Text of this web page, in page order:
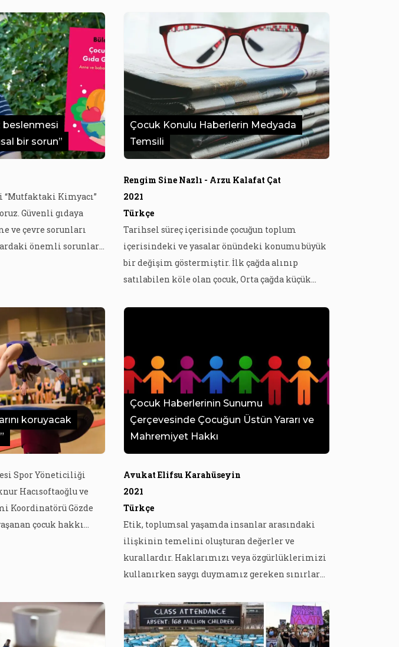
beslenmesi
bir sorun”
“Mutfaktaki Kimyacı”
Güvenli gıdaya
ve çevre sorunları
önemli sorunlara
çocukların
sağlayacağız ya da
Doğan […]
Çocuk Konulu Haberlerin Medyada
Temsili
Rengim Sine Nazlı - Arzu Kalafat Çat
2021
Türkçe
Tarihsel süreç içerisinde çocuğun toplum
içerisindeki ve yasalar önündeki konumu büyük
bir değişim göstermiştir. İlk çağda alınıp
satılabilen köle olan çocuk, Orta çağda küçük
beklenen görevleri yerine getirmeleri
çağı çocuğa karşı hümanist yaklaşımın
benimsenmesini sağlamış ancak çocukluğun
yetişkinlikten farklı biyolojik […]
koruyacak
Spor Yöneticiliği
Hacısoftaoğlu ve
Koordinatörü Gözde
çocuk hakkı
dinlenme, boş
ve yaşına […]
Çocuk Haberlerinin Sunumu
Çerçevesinde Çocuğun Üstün Yararı ve
Mahremiyet Hakkı
Avukat Elifsu Karahüseyin
2021
Türkçe
Etik, toplumsal yaşamda insanlar arasındaki
ilişkinin temelini oluşturan değerler ve
kurallardır. Haklarımızı veya özgürlüklerimizi
kullanırken saygı duymamız gereken sınırlar
değerleridir. Basın etik değerleri çok önemlidir
çünkü basının bir olayı aktarma biçimi bir anda
toplumsal bir tepki halini alabilir. Dolayısıyla